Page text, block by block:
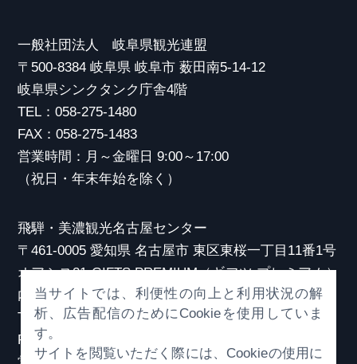
一般社団法人 岐阜県観光連盟
〒500-8384 岐阜県 岐阜市 薮田南5-14-12
岐阜県シンクタンク庁舎4階
TEL：058-275-1480
FAX：058-275-1483
営業時間：月～金曜日 9:00～17:00
（祝日・年末年始を除く）
飛騨・美濃観光名古屋センター
〒461-0005 愛知県 名古屋市 東区東桜一丁目11番1号
オアシス21 GIFTS PREMIUM（ギフツ プレミアム）
内
TEL：052-253-6185
FAX：052-253-6186
当サイトでは、利便性の向上と利用状況の解
析、広告配信のためにCookieを使用していま
す。
サイトを閲覧いただく際には、Cookieの使用に